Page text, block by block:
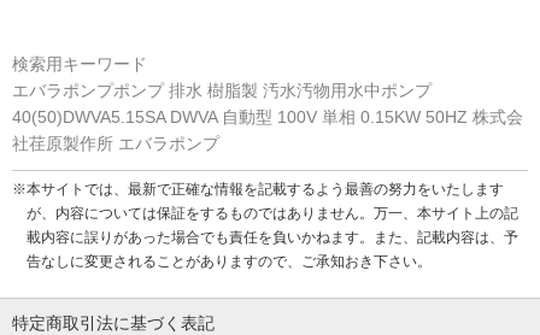
検索用キーワード
エバラポンプポンプ 排水 樹脂製 汚水汚物用水中ポンプ
40(50)DWVA5.15SA DWVA 自動型 100V 単相 0.15KW 50HZ 株式会
社荏原製作所 エバラポンプ
※本サイトでは、最新で正確な情報を記載するよう最善の努力をいたします
が、内容については保証をするものではありません。万一、本サイト上の記
載内容に誤りがあった場合でも責任を負いかねます。また、記載内容は、予
告なしに変更されることがありますので、ご承知おき下さい。
特定商取引法に基づく表記